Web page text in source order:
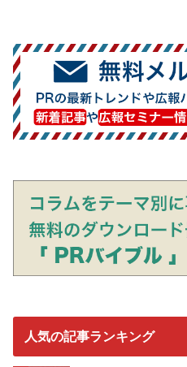
人気の記事ランキング